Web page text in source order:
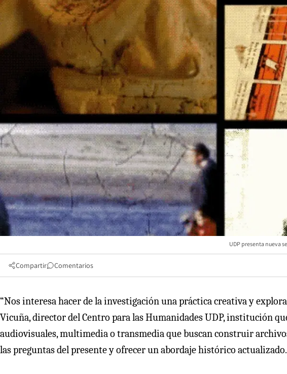
UDP presenta nueva
Compartir Comentarios
“Nos interesa hacer de la investigación una práctica creativa y
Vicuña, director del Centro para las Humanidades UDP, institución
audiovisuales, multimedia o transmedia que buscan construir
las preguntas del presente y ofrecer un abordaje histórico actualizado.